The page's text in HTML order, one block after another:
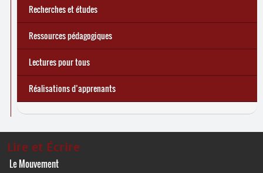
Recherches et études
Ressources pédagogiques
Lectures pour tous
Réalisations d’apprenants
Lire et Écrire
Le Mouvement